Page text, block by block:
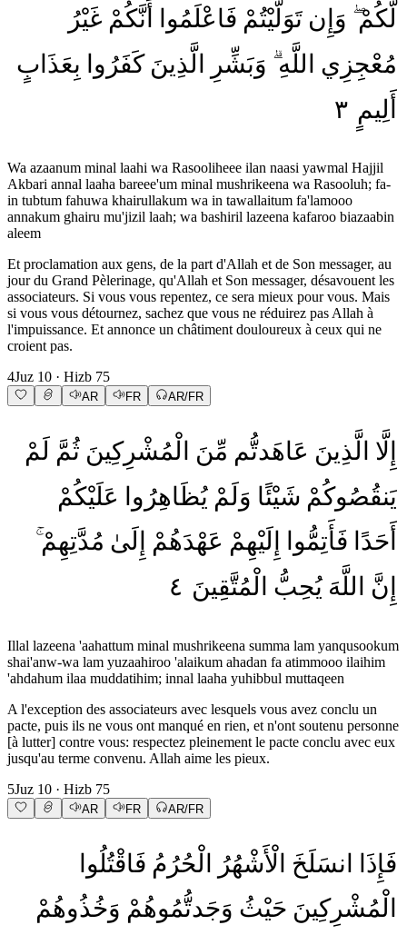
لَّكُمْ وَإِن تَوَلَّيْتُمْ فَاعْلَمُوا أَنَّكُمْ غَيْرُ
مُعْجِزِي اللَّهِ وَبَشِّرِ الَّذِينَ كَفَرُوا بِعَذَابٍ
أَلِيمٍ ٣
Wa azaanum minal laahi wa Rasooliheee ilan naasi yawmal Hajjil
Akbari annal laaha bareee'um minal mushrikeena wa Rasooluh; fa-
in tubtum fahuwa khairullakum wa in tawallaitum fa'lamooo
annakum ghairu mu'jizil laah; wa bashiril lazeena kafaroo biazaabin
aleem
Et proclamation aux gens, de la part d'Allah et de Son messager, au
jour du Grand Pèlerinage, qu'Allah et Son messager, désavouent les
associateurs. Si vous vous repentez, ce sera mieux pour vous. Mais
si vous vous détournez, sachez que vous ne réduirez pas Allah à
l'impuissance. Et annonce un châtiment douloureux à ceux qui ne
croient pas.
4Juz 10 · Hizb 75
AR FR AR/FR
إِلَّا الَّذِينَ عَاهَدتُّم مِّنَ الْمُشْرِكِينَ ثُمَّ لَمْ
يَنقُصُوكُمْ شَيْئًا وَلَمْ يُظَاهِرُوا
عَلَيْكُمْ
أَحَدًا فَأَتِمُّوا إِلَيْهِمْ عَهْدَهُمْ إِلَىٰ مُدَّتِهِمْ
إِنَّ
اللَّهَ يُحِبُّ الْمُتَّقِينَ ٤
Illal lazeena 'aahattum minal mushrikeena summa lam yanqusookum
shai'anw-wa lam yuzaahiroo 'alaikum ahadan fa atimmooo ilaihim
'ahdahum ilaa muddatihim; innal laaha yuhibbul muttaqeen
A l'exception des associateurs avec lesquels vous avez conclu un
pacte, puis ils ne vous ont manqué en rien, et n'ont soutenu personne
[à lutter] contre vous: respectez pleinement le pacte conclu avec eux
jusqu'au terme convenu. Allah aime les pieux.
5Juz 10 · Hizb 75
AR FR AR/FR
فَإِذَا انسَلَخَ الْأَشْهُرُ الْحُرُمُ فَاقْتُلُوا
الْمُشْرِكِينَ حَيْثُ وَجَدتُّمُوهُمْ وَخُذُوهُمْ